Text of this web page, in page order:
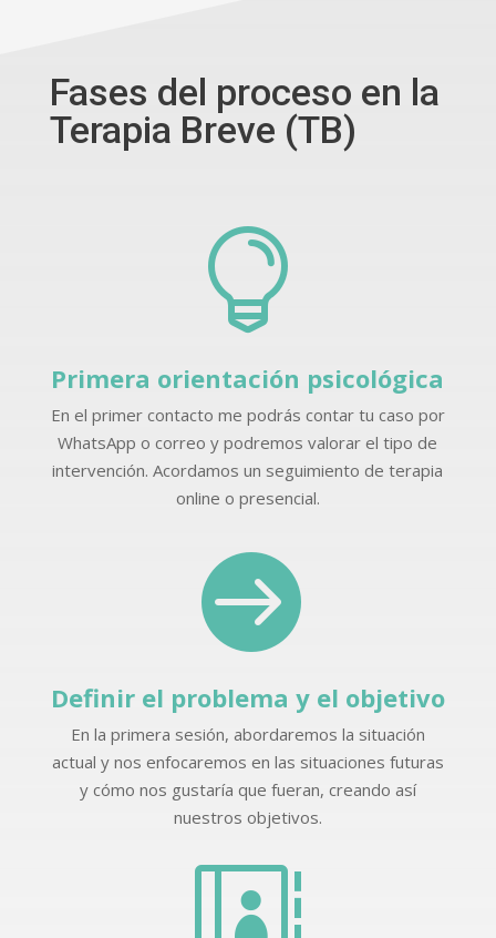
Fases del proceso en la
Terapia Breve (TB)

Primera orientación psicológica
En el primer contacto me podrás contar tu caso por
WhatsApp o correo y podremos valorar el tipo de
intervención. Acordamos un seguimiento de terapia
online o presencial.

Definir el problema y el objetivo
En la primera sesión, abordaremos la situación
actual y nos enfocaremos en las situaciones futuras
y cómo nos gustaría que fueran, creando así
nuestros objetivos.